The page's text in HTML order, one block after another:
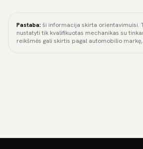
Pastaba:ši informacija skirta orientavimuisi.
nustatyti tik kvalifikuotas mechanikas su
reikšmės gali skirtis pagal automobilio